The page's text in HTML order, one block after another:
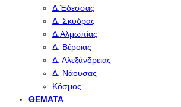
Δ.Έδεσσας
Δ. Σκύδρας
Δ.Αλμωπίας
Δ. Βέροιας
Δ. Αλεξάνδρειας
Δ. Νάουσας
Κόσμος
ΘΈΜΑΤΑ